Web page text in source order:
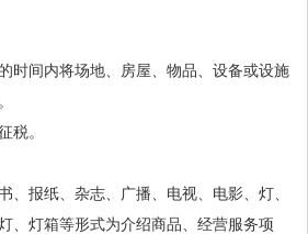
间内将场地、房屋、物品、设备或设施
。
报纸、杂志、广播、电视、电影、灯、
、灯箱等形式为介绍商品、经营服务项